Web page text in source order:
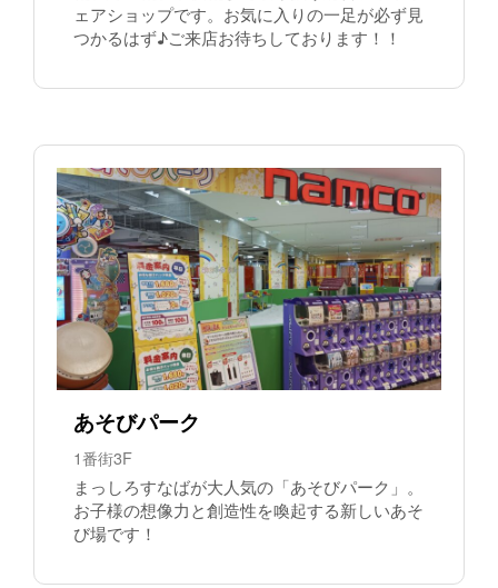
ェアショップです。お気に入りの一足が必ず見
つかるはず♪ご来店お待ちしております！！
あそびパーク
1番街3F
まっしろすなばが大人気の「あそびパーク」。
お子様の想像力と創造性を喚起する新しいあそ
び場です！